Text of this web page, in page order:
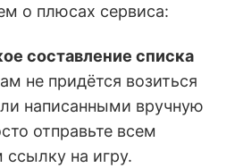
о плюсах сервиса:
составление списка
не придётся возиться
написанными вручную
отправьте всем
на игру.